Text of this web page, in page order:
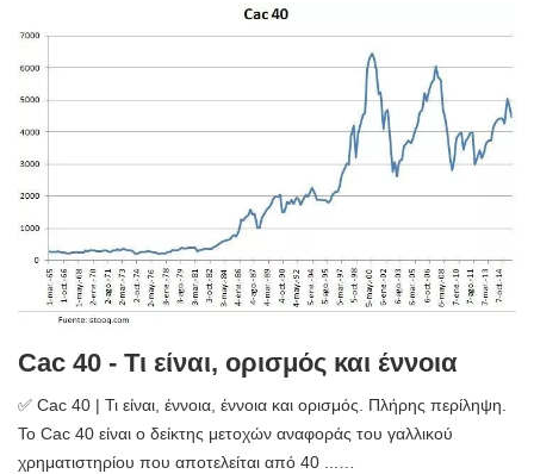
Cac 40 - Τι είναι, ορισμός και έννοια
✅ Cac 40 | Τι είναι, έννοια, έννοια και ορισμός. Πλήρης περίληψη.
Το Cac 40 είναι ο δείκτης μετοχών αναφοράς του γαλλικού
χρηματιστηρίου που αποτελείται από 40 ...…